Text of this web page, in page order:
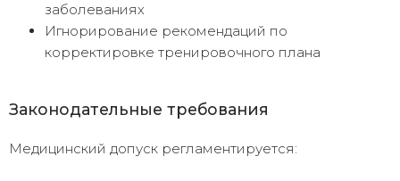
заболеваниях
Игнорирование рекомендаций по
корректировке тренировочного плана
Законодательные требования
Медицинский допуск регламентируется: